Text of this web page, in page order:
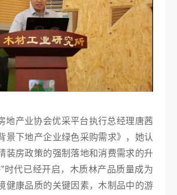
地产业协会优采平台执行总经理唐茜
景下地产企业绿色采购需求》，她认
装房政策的强制落地和消费需求的升
时代已经开启，木质林产品质量成为
健康品质的关键因素，木制品中的游